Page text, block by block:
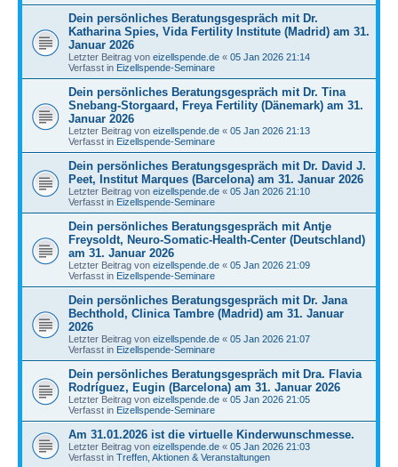
Dein persönliches Beratungsgespräch mit Dr.
Katharina Spies, Vida Fertility Institute (Madrid) am 31.
Januar 2026
Letzter Beitrag von eizellspende.de « 05 Jan 2026 21:14
Verfasst in Eizellspende-Seminare
Dein persönliches Beratungsgespräch mit Dr. Tina
Snebang-Storgaard, Freya Fertility (Dänemark) am 31.
Januar 2026
Letzter Beitrag von eizellspende.de « 05 Jan 2026 21:13
Verfasst in Eizellspende-Seminare
Dein persönliches Beratungsgespräch mit Dr. David J.
Peet, Institut Marques (Barcelona) am 31. Januar 2026
Letzter Beitrag von eizellspende.de « 05 Jan 2026 21:10
Verfasst in Eizellspende-Seminare
Dein persönliches Beratungsgespräch mit Antje
Freysoldt, Neuro-Somatic-Health-Center (Deutschland)
am 31. Januar 2026
Letzter Beitrag von eizellspende.de « 05 Jan 2026 21:09
Verfasst in Eizellspende-Seminare
Dein persönliches Beratungsgespräch mit Dr. Jana
Bechthold, Clinica Tambre (Madrid) am 31. Januar
2026
Letzter Beitrag von eizellspende.de « 05 Jan 2026 21:07
Verfasst in Eizellspende-Seminare
Dein persönliches Beratungsgespräch mit Dra. Flavia
Rodríguez, Eugin (Barcelona) am 31. Januar 2026
Letzter Beitrag von eizellspende.de « 05 Jan 2026 21:05
Verfasst in Eizellspende-Seminare
Am 31.01.2026 ist die virtuelle Kinderwunschmesse.
Letzter Beitrag von eizellspende.de « 05 Jan 2026 21:03
Verfasst in Treffen, Aktionen & Veranstaltungen